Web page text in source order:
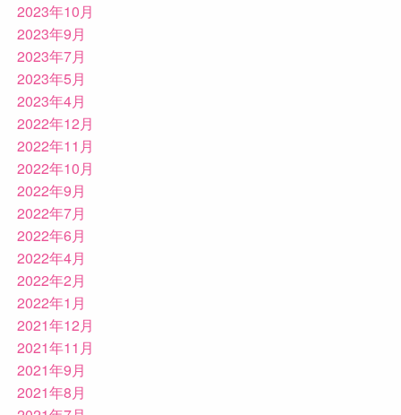
2023年10月
2023年9月
2023年7月
2023年5月
2023年4月
2022年12月
2022年11月
2022年10月
2022年9月
2022年7月
2022年6月
2022年4月
2022年2月
2022年1月
2021年12月
2021年11月
2021年9月
2021年8月